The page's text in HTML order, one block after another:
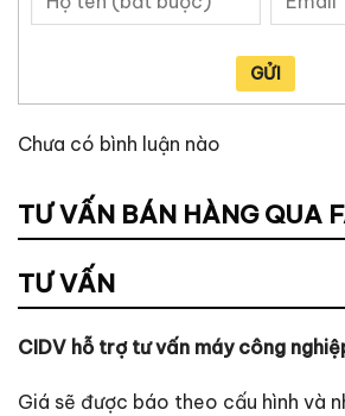
GỬI
Chưa có bình luận nào
TƯ VẤN BÁN HÀNG QUA
TƯ VẤN
CIDV hỗ trợ tư vấn máy công
Giá sẽ được báo theo cấu hình và